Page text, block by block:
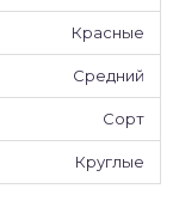
Красные
Средний
Сорт
Круглые